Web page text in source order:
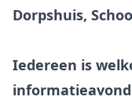
Dorpshuis,
Iedereen is